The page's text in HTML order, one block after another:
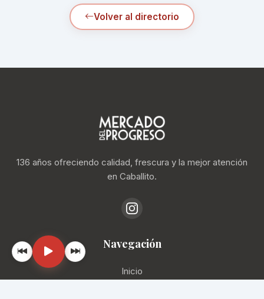
Volver al directorio
136 años ofreciendo calidad, frescura y la mejor atención
en Caballito.
Navegación
Inicio